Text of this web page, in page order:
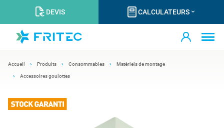
DEVIS CALCULATEURS
Accueil Produits Consommables Matériels de montage
Accessoires goulottes